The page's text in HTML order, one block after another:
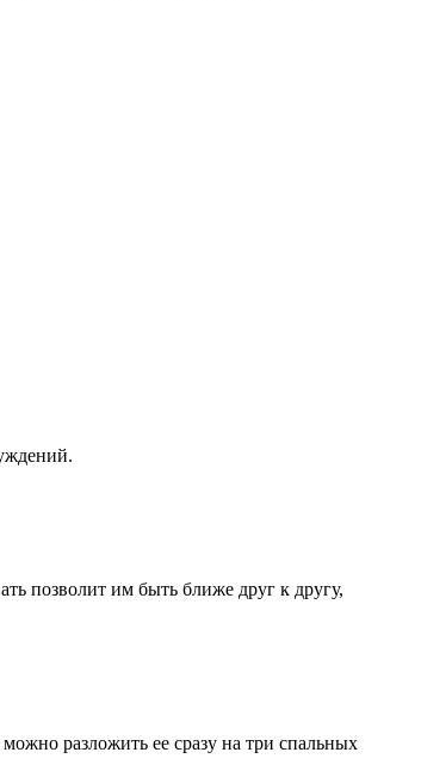
позволит им быть ближе друг к другу,
разложить ее сразу на три спальных